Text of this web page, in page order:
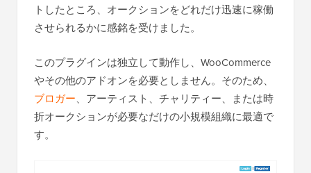
トしたところ、オークションをどれだけ迅速に稼働
させられるかに感銘を受けました。
このプラグインは独立して動作し、WooCommerce
やその他のアドオンを必要としません。そのため、
ブロガー、アーティスト、チャリティー、または時
折オークションが必要なだけの小規模組織に最適で
す。